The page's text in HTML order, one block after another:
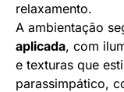
relaxamento.
A ambientação
aplicada, com
e texturas que
parassimpático,